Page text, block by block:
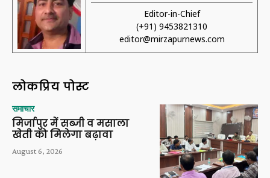
Editor-in-Chief
(+91) 9453821310
editor@mirzapurnews.com
लोकप्रिय पोस्ट
समाचार
मिर्जापुर में सब्जी व मसाला
खेती को मिलेगा बढ़ावा
August 6, 2026